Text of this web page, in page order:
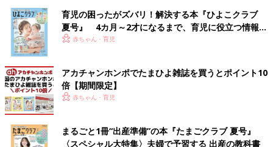
育児の困ったがズバリ！解決する本『ひよこクラブ
夏号』 4カ月～2才になるまで、育児に役立つ情報が
いっぱい！
赤ちゃん・育児
アカチャンホンポでたまひよ雑誌を買うとポイント10
倍【期間限定】
赤ちゃん・育児
まるごと1冊“出産準備”の本『たまごクラブ 夏号』
〈スペシャル大特集〉夫婦で予習する 出産の教科書